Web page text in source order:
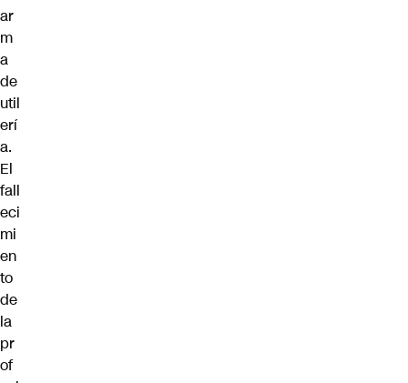
ar
m
a
de
util
erí
a.
El
fall
eci
mi
en
to
de
la
pr
of